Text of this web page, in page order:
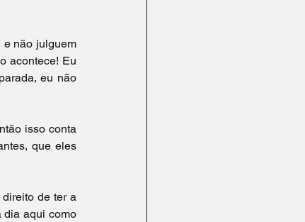
e não julguem
acontece! Eu
eu não
isso conta
que eles
de ter a
dia aqui como